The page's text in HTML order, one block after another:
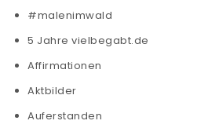
#malenimwald
5 Jahre vielbegabt.de
Affirmationen
Aktbilder
Auferstanden